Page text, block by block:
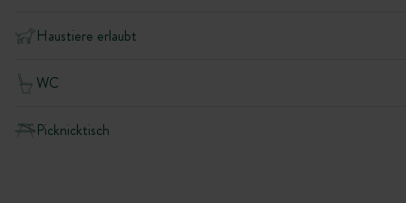
Haustiere erlaubt
WC
Picknicktisch